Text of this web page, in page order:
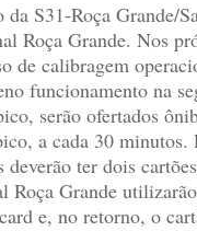
S31-Roça Grande/
Roça Grande. Nos
de calibragem
funcionamento na
serão ofertados
a cada 30 minutos.
deverão ter dois
Roça Grande
e, no retorno, o